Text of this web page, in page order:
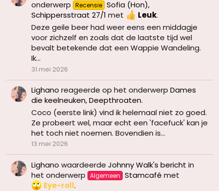
onderwerp Recensie Sofia (Hon),
Schippersstraat 27/1 met Leuk.
Deze geile beer had weer eens een middagje
voor zichzelf en zoals dat de laatste tijd wel
bevalt betekende dat een Wappie Wandeling.
Ik...
31 mei 2026
Lighano reageerde op het onderwerp Dames
die keelneuken, Deepthroaten.
Coco (eerste link) vind ik helemaal niet zo goed.
Ze probeert wel, maar echt een 'facefuck' kan je
het toch niet noemen. Bovendien is...
13 mei 2026
Lighano waardeerde Johnny Walk's bericht in
het onderwerp Algemeen Stamcafé met
Eye-roll.